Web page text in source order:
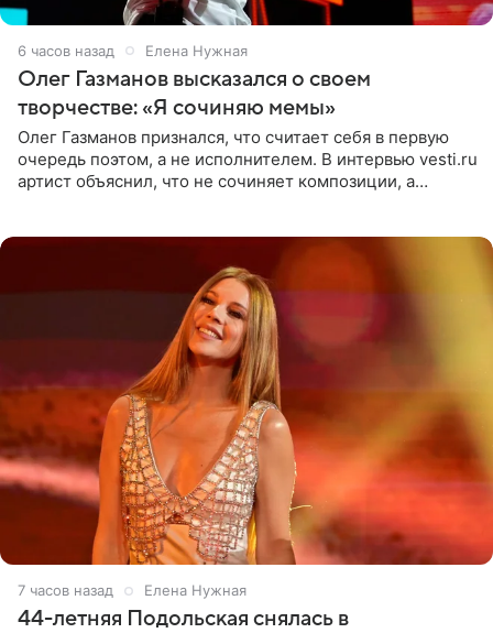
6 часов назад Елена Нужная
Олег Газманов высказался о своем
творчестве: «Я сочиняю мемы»
Олег Газманов признался, что считает себя в первую
очередь поэтом, а не исполнителем. В интервью vesti.ru
артист объяснил, что не сочиняет композиции, а
7 часов назад Елена Нужная
44-летняя Подольская снялась в